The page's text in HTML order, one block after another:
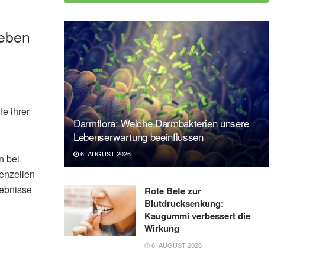
ihrer
bei
Darmflora: Welche Darmbakterien unsere
Lebenserwartung beeinflussen
6. AUGUST 2026
Rote Bete zur
Blutdrucksenkung:
Kaugummi verbessert die
Wirkung
6. AUGUST 2026